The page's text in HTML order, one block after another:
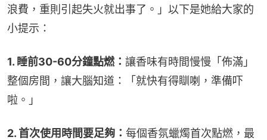
浪費，重則引起失火就出事了。」以下是她給大家的
小提示：
1. 睡前30-60分鐘點燃： 讓香味有時間慢慢「佈滿」
整個房間，讓大腦知道：「就快有得瞓喇，準備吓
啦。」
2. 首次使用時間要足夠： 每個香氛蠟燭首次點燃，最